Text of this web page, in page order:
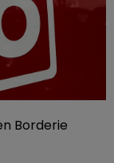
Borderie